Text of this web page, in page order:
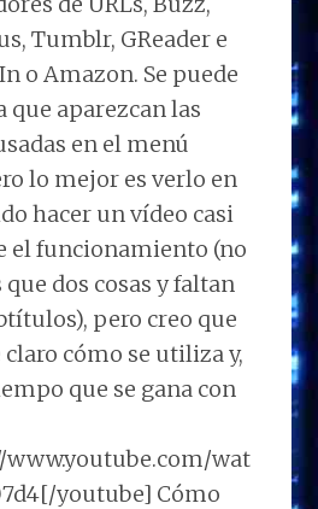
Tumblr, GReader e
o Amazon. Se puede
aparezcan las
en el menú
lo mejor es verlo en
hacer un vídeo casi
el funcionamiento (no
dos cosas y faltan
pero creo que
cómo se utiliza y,
que se gana con
wat
youtube] Cómo